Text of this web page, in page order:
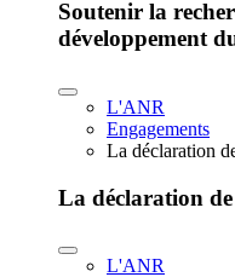
Soutenir la
développement
L'ANR
Engagements
La déclaration
La déclaration
L'ANR